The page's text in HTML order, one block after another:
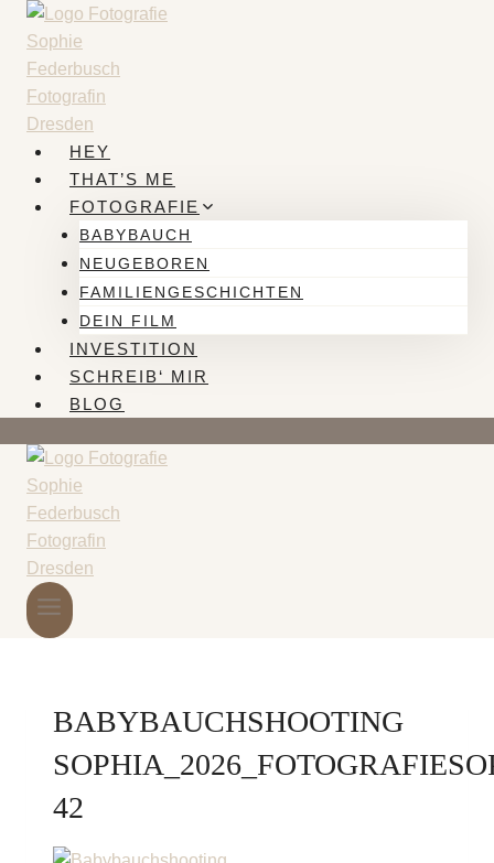
Zum
Inhalt
springen
HEY
THAT’S ME
FOTOGRAFIE
BABYBAUCH
NEUGEBOREN
FAMILIENGESCHICHTEN
DEIN FILM
INVESTITION
SCHREIB‘ MIR
BLOG
BABYBAUCHSHOOTING
42